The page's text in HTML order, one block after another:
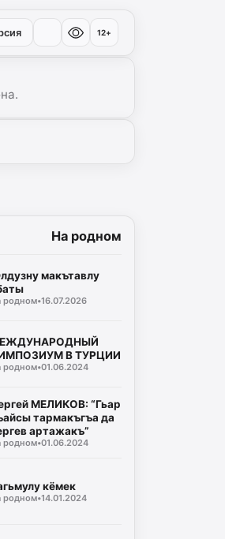
12+
На родном
макътавлу
родном•16.07.2026
В ТУРЦИИ
родном•01.06.2024
МЕЛИКОВ: “Гьар
тармакъгъа да
артажакъ”
родном•01.06.2024
кёмек
родном•14.01.2024